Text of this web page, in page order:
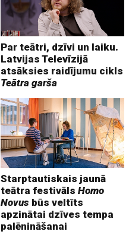
Par teātri, dzīvi un laiku.
Latvijas Televīzijā
atsāksies raidījumu cikls
Teātra garša
Starptautiskais jaunā
teātra festivālsHomo
Novus būs veltīts
apzinātai dzīves tempa
palēnināšanai